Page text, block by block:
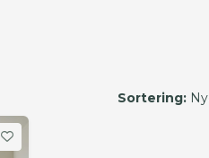
Sortering: